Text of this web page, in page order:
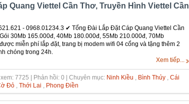
Quang Viettel Cần Thơ,‎ Truyền Hình Viettel Cần
- 0968.01234.3 ✔‎ Tổng Đài Lắp Đặt Cáp Quang Viettel Cần
30Mb 165.000đ, 40Mb 180.000đ, 55Mb 210.000đ, 70Mb
miễn phí lắp đặt, trang bị modem wifi 04 cổng và tặng thêm 2
chóng trong 24h.
Xem tiếp...
7725 | Phản hồi: 0 | Chuyên mục: Ninh Kiều Bình Thủy
Cái
Đỏ Thới Lai Phong Điền